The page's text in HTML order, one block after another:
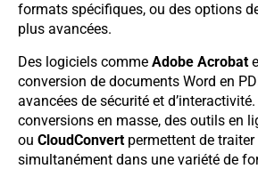
formats spécifiques, ou des options
plus avancées.
Des logiciels comme Adobe Acrobat
conversion de documents Word en
avancées de sécurité et
conversions en masse, des outils en
ou CloudConvert permettent de
simultanément dans une variété de